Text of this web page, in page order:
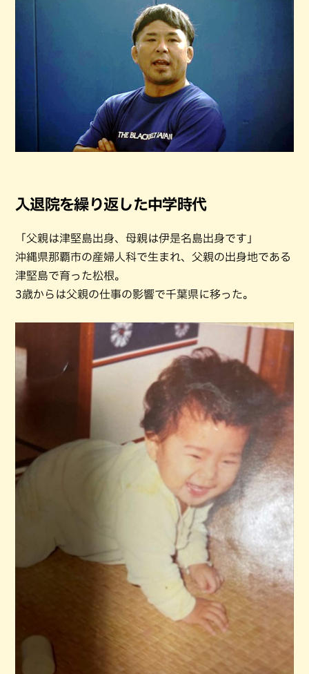
入退院を繰り返した中学時代
「父親は津堅島出身、母親は伊是名島出身です」
沖縄県那覇市の産婦人科で生まれ、父親の出身地である
津堅島で育った松根。
3歳からは父親の仕事の影響で千葉県に移った。